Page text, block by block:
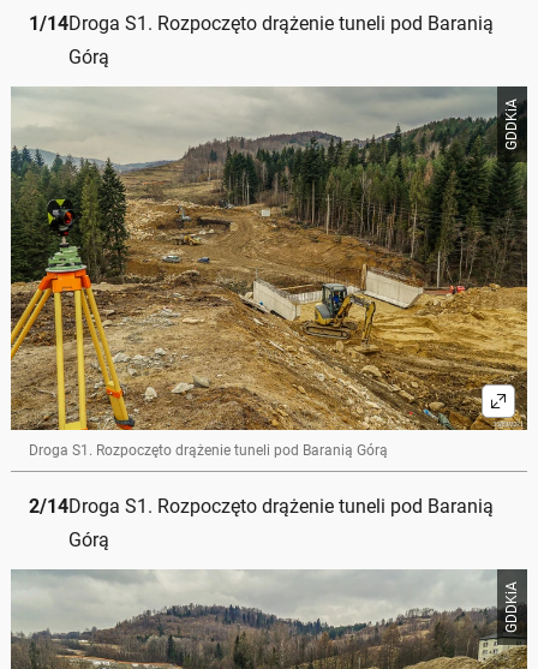
1/14Droga S1. Rozpoczęto drążenie tuneli pod Baranią
Górą
GDDKiA
Droga S1. Rozpoczęto drążenie tuneli pod Baranią Górą
2/14Droga S1. Rozpoczęto drążenie tuneli pod Baranią
Górą
GDDKiA